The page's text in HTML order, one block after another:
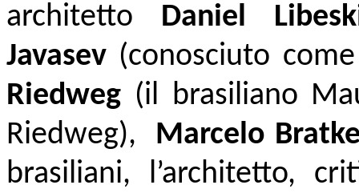
architetto Daniel
Javasev (conosciuto
Riedweg (il brasiliano
Riedweg), Marcelo
brasiliani, l’architetto,